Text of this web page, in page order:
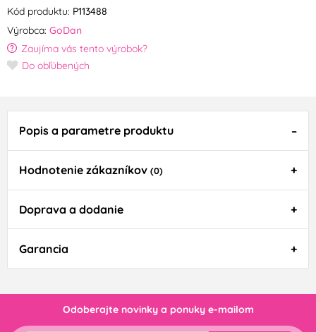
Kód produktu: P113488
Výrobca: GoDan
Zaujíma vás tento výrobok?
Do obľúbených
Popis a parametre produktu
Hodnotenie zákazníkov (0)
Doprava a dodanie
Garancia
Odoberajte novinky a ponuky e-mailom